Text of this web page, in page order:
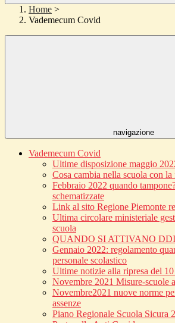
Home >
Vademecum Covid
navigazione
Vademecum Covid
Ultime disposizione maggio
Cosa cambia nella scuola con
Febbraio 2022 quando
schematizzate
Link al sito Regione Piemonte
Ultima circolare ministeriale
scuola
QUANDO SI ATTIVANO
Gennaio 2022: regolamento
personale scolastico
Ultime notizie alla ripresa del
Novembre 2021 Misure-scuole
Novembre2021 nuove norme
assenze
Piano Regionale Scuola Sicura